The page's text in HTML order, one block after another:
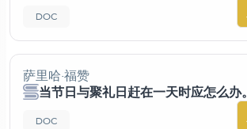
DOC
萨里哈·福赞
当节日与聚礼日赶在一天时应怎么办。
DOC